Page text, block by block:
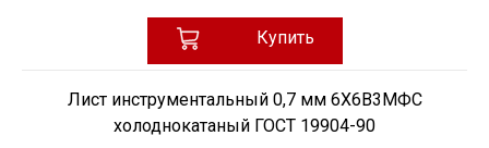
Купить
Лист инструментальный 0,7 мм 6Х6В3МФС
холоднокатаный ГОСТ 19904-90